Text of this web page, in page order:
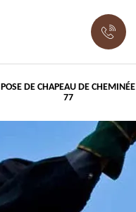
POSE DE CHAPEAU DE CHEMINÉE
77